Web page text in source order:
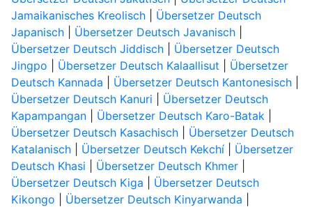
Jamaikanisches Kreolisch| Übersetzer Deutsch
Japanisch| Übersetzer Deutsch Javanisch|
Übersetzer Deutsch Jiddisch| Übersetzer Deutsch
Jingpo
Übersetzer Deutsch Kalaallisut
Übersetzer
Deutsch Kannada
Übersetzer Deutsch Kantonesisch|
Übersetzer Deutsch Kanuri
Übersetzer Deutsch
Kapampangan| Übersetzer Deutsch Karo-Batak|
Übersetzer Deutsch Kasachisch| Übersetzer Deutsch
Katalanisch| Übersetzer Deutsch Kekchí| Übersetzer
Deutsch Khasi
Übersetzer Deutsch Khmer|
Übersetzer Deutsch Kiga
Übersetzer Deutsch
Kikongo
Übersetzer Deutsch Kinyarwanda